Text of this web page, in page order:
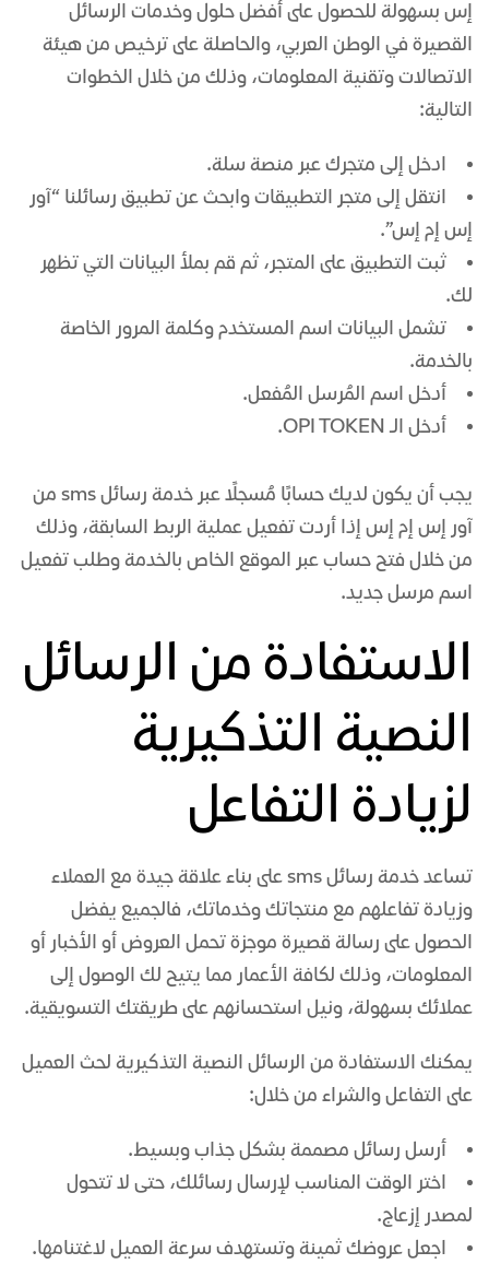
إس بسهولة للحصول على أفضل حلول وخدمات الرسائل
القصيرة في الوطن العربي، والحاصلة على ترخيص من هيئة
الاتصالات وتقنية المعلومات، وذلك من خلال الخطوات
التالية:
ادخل إلى متجرك عبر منصة سلة.
انتقل إلى متجر التطبيقات وابحث عن تطبيق رسائلنا “آور
إس إم إس”.
ثبت التطبيق على المتجر، ثم قم بملأ البيانات التي تظهر
لك.
تشمل البيانات اسم المستخدم وكلمة المرور الخاصة
بالخدمة.
أدخل اسم المُرسل المُفعل.
أدخل الـ OPI TOKEN.
يجب أن يكون لديك حسابًا مُسجلًا عبر خدمة رسائل sms من
آور إس إم إس إذا أردت تفعيل عملية الربط السابقة، وذلك
من خلال فتح حساب عبر الموقع الخاص بالخدمة وطلب تفعيل
اسم مرسل جديد.
الاستفادة من الرسائل
النصية التذكيرية
لزيادة التفاعل
تساعد خدمة رسائل sms على بناء علاقة جيدة مع العملاء
وزيادة تفاعلهم مع منتجاتك وخدماتك، فالجميع يفضل
الحصول على رسالة قصيرة موجزة تحمل العروض أو الأخبار أو
المعلومات، وذلك لكافة الأعمار مما يتيح لك الوصول إلى
عملائك بسهولة، ونيل استحسانهم على طريقتك التسويقية.
يمكنك الاستفادة من الرسائل النصية التذكيرية لحث العميل
على التفاعل والشراء من خلال:
أرسل رسائل مصممة بشكل جذاب وبسيط.
اختر الوقت المناسب لإرسال رسائلك، حتى لا تتحول
لمصدر إزعاج.
اجعل عروضك ثمينة وتستهدف سرعة العميل لاغتنامها.